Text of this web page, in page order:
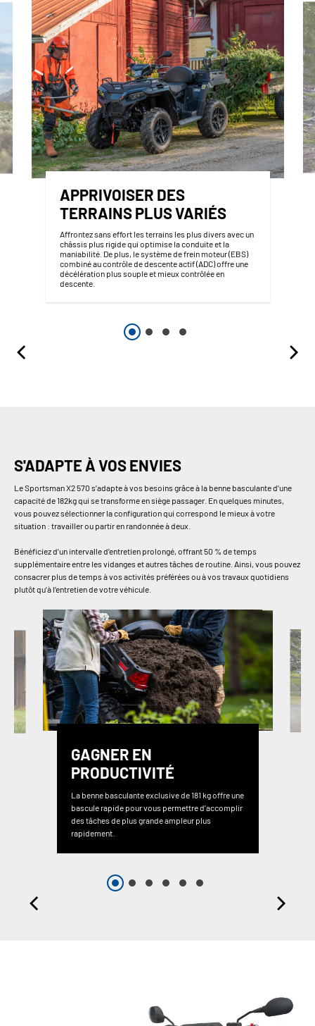
APPRIVOISER DES
TERRAINS PLUS VARIÉS
Affrontez sans effort les terrains les plus divers avec un
châssis plus rigide qui optimise la conduite et la
maniabilité. De plus, le système de frein moteur (EBS)
combiné au contrôle de descente actif (ADC) offre une
décélération plus souple et mieux contrôlée en
descente.
S'ADAPTE À VOS ENVIES
Le Sportsman X2 570 s’adapte à vos besoins grâce à la benne basculante d’une
capacité de 182kg qui se transforme en siège passager. En quelques minutes,
vous pouvez sélectionner la configuration qui correspond le mieux à votre
situation : travailler ou partir en randonnée à deux.
Bénéficiez d’un intervalle d’entretien prolongé, offrant 50 % de temps
supplémentaire entre les vidanges et autres tâches de routine. Ainsi, vous pouvez
consacrer plus de temps à vos activités préférées ou à vos travaux quotidiens
plutôt qu’à l’entretien de votre véhicule.
GAGNER EN
PRODUCTIVITÉ
La benne basculante exclusive de 181 kg offre une
bascule rapide pour vous permettre d’accomplir
des tâches de plus grande ampleur plus
rapidement.